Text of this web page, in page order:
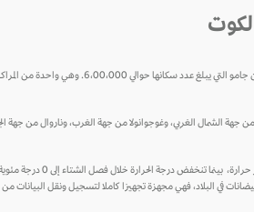
تُعد سيالكوت المدينة الرئيسية للتصدير في مقاطعة البنجاب الشمالية من باكستان وتقع على
من جهة الشمال مدينة جامو، وغوجرات من جهة الشمال الغربي، وغوجوانولا من جهة الغرب،
وفق تصنيف كوبن للمناخ، تتميز سيالكوت بمناخ
في البلاد، فهي مجهزة تجهيزا كاملا لتسجيل ونقل البيانات